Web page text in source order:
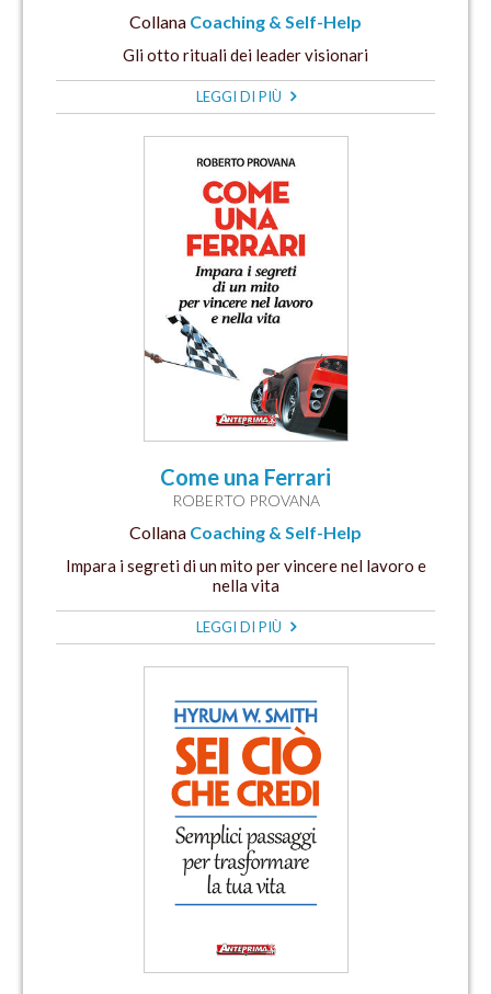
Collana Coaching & Self-Help
Gli otto rituali dei leader visionari
LEGGI DI PIÙ
Come una Ferrari
ROBERTO PROVANA
Collana Coaching & Self-Help
Impara i segreti di un mito per vincere nel lavoro e
nella vita
LEGGI DI PIÙ